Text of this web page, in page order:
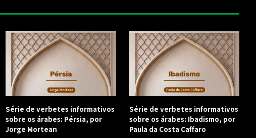
Série de verbetes informativos
sobre os árabes: Pérsia, por
Jorge Mortean
Série de verbetes informativos
sobre os árabes: Ibadismo, por
Paula da Costa Caffaro